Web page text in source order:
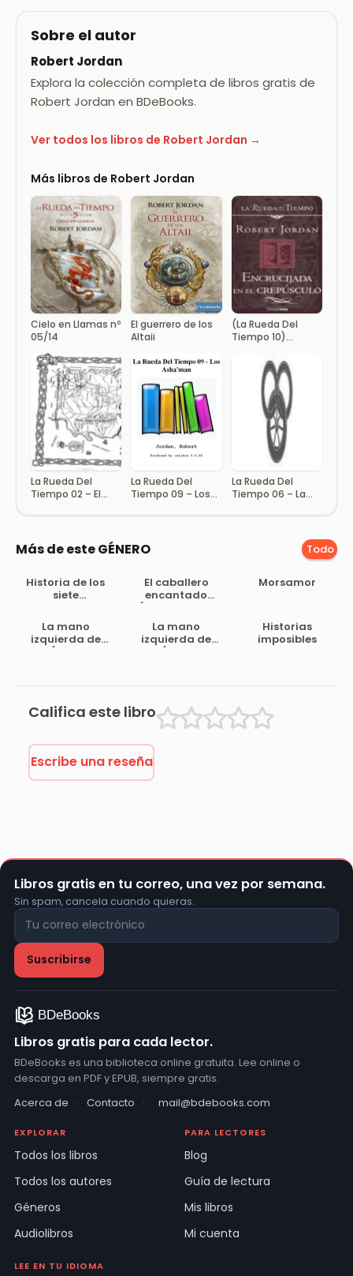
Sobre el autor
Robert Jordan
Explora la colección completa de libros gratis de
Robert Jordan en BDeBooks.
Ver todos los libros de Robert Jordan →
Más libros de Robert Jordan
Cielo en Llamas nº
05/14
El guerrero de los
Altaii
(La Rueda Del
Tiempo 10)
crepúsculo(c.1)
La Rueda Del
Tiempo 02 – El
La Rueda Del
Tiempo 09 – Los
La Rueda Del
Tiempo 06 – La
Más de este GÉNERO Todo
Historia de los
siete
leyenda árabe
El caballero
encantado
(cuento real…
inverosímil)
Morsamor
La mano
izquierda de
Dios (Tomo – V
La mano
izquierda de
Dios (Tomo – V
Historias
imposibles
Califica este libro
Escribe una reseña
Libros gratis en tu correo, una vez por semana.
Sin spam, cancela cuando quieras.
Libros gratis para cada lector.
BDeBooks es una biblioteca online gratuita. Lee online o
descarga en PDF y EPUB, siempre gratis.
Acerca de
· Contacto · mail@bdebooks.com
EXPLORAR
Todos los libros
Todos los autores
Géneros
Audiolibros
PARA LECTORES
Blog
Guía de lectura
Mis libros
Mi cuenta
LEE EN TU IDIOMA